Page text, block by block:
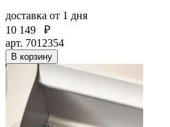
доставка от 1 дня
10 149
₽
арт. 7012354
В корзину